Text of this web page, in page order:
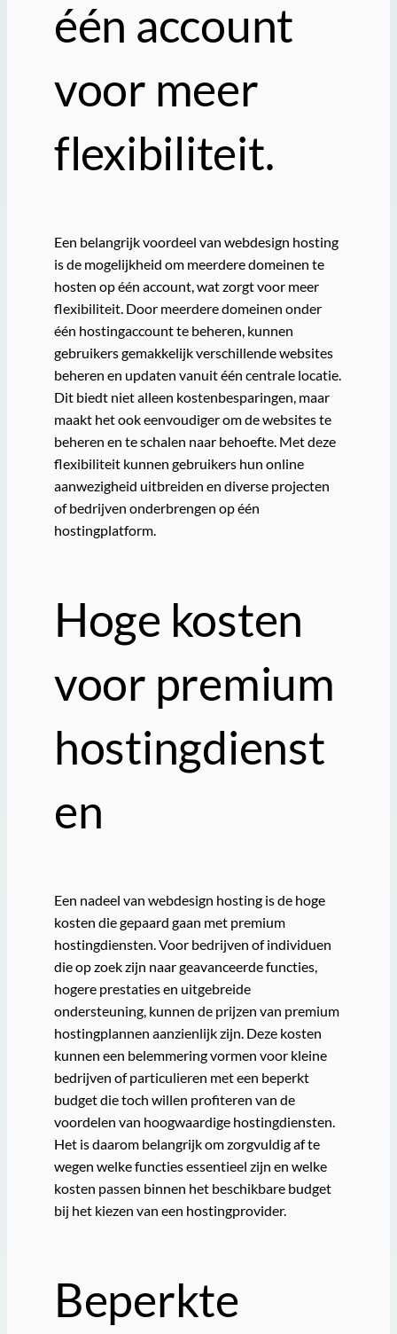
één account
voor meer
flexibiliteit.
Een belangrijk voordeel van webdesign hosting
is de mogelijkheid om meerdere domeinen te
hosten op één account, wat zorgt voor meer
flexibiliteit. Door meerdere domeinen onder
één hostingaccount te beheren, kunnen
gebruikers gemakkelijk verschillende websites
beheren en updaten vanuit één centrale locatie.
Dit biedt niet alleen kostenbesparingen, maar
maakt het ook eenvoudiger om de websites te
beheren en te schalen naar behoefte. Met deze
flexibiliteit kunnen gebruikers hun online
aanwezigheid uitbreiden en diverse projecten
of bedrijven onderbrengen op één
hostingplatform.
Hoge kosten
voor premium
hostingdienst
en
Een nadeel van webdesign hosting is de hoge
kosten die gepaard gaan met premium
hostingdiensten. Voor bedrijven of individuen
die op zoek zijn naar geavanceerde functies,
hogere prestaties en uitgebreide
ondersteuning, kunnen de prijzen van premium
hostingplannen aanzienlijk zijn. Deze kosten
kunnen een belemmering vormen voor kleine
bedrijven of particulieren met een beperkt
budget die toch willen profiteren van de
voordelen van hoogwaardige hostingdiensten.
Het is daarom belangrijk om zorgvuldig af te
wegen welke functies essentieel zijn en welke
kosten passen binnen het beschikbare budget
bij het kiezen van een hostingprovider.
Beperkte